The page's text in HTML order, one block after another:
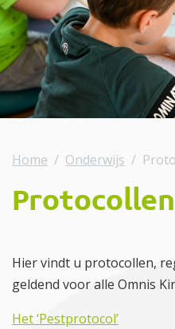
Home Onderwijs
Hier vindt u protocollen,
geldend voor alle Omnis
Het ‘Pestprotocol’